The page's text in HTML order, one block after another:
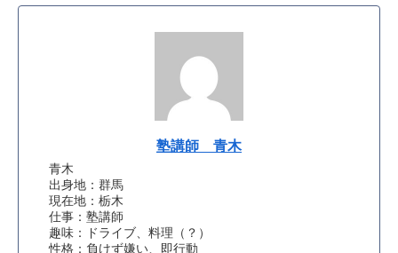
塾講師 青木
青木
出身地：群馬
現在地：栃木
仕事：塾講師
趣味：ドライブ、料理（？）
性格：負けず嫌い、即行動